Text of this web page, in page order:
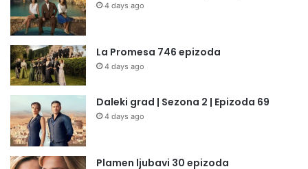
4 days ago
La Promesa 746 epizoda
4 days ago
Daleki grad | Sezona 2 | Epizoda 69
4 days ago
Plamen ljubavi 30 epizoda